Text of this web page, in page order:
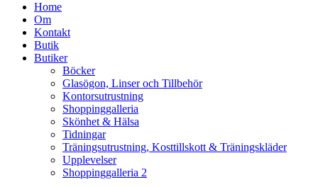
Home
Om
Kontakt
Butik
Butiker
Böcker
Glasögon, Linser och Tillbehör
Kontorsutrustning
Shoppinggalleria
Skönhet & Hälsa
Tidningar
Träningsutrustning, Kosttillskott & Träningskläder
Upplevelser
Shoppinggalleria 2